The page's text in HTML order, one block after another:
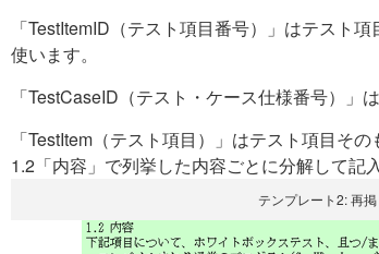
「TestItemID（テスト項目番号）」はテスト
使います。
「TestCaseID（テスト・ケース仕様番号）」
「TestItem（テスト項目）」はテスト項目そ
1.2「内容」で列挙した内容ごとに分解して記
テンプレート2: 再掲